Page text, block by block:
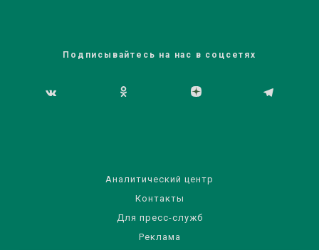
Подписывайтесь на нас в соцсетях
Аналитический центр
Контакты
Для пресс-служб
Реклама